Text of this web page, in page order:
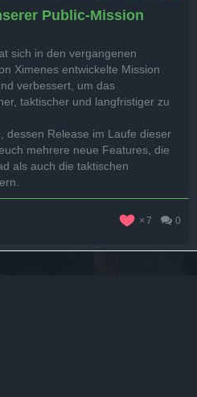
Public-Mission
sich in den vergangenen
Ximenes entwickelte Mission
verbessert, um das
taktischer und langfristiger zu
dessen Release im Laufe dieser
mehrere neue Features, die
als auch die taktischen
7 0